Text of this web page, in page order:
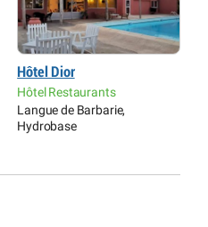
Hôtel Dior
Hôtel Restaurants
Langue de Barbarie,
Hydrobase